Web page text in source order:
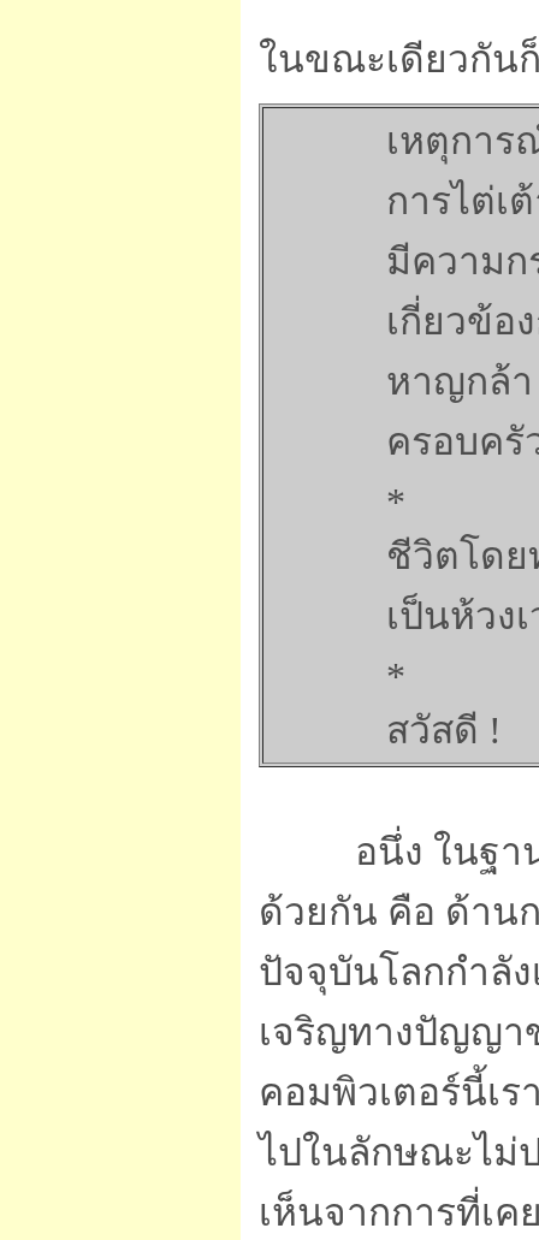
ในขณะเดียวกัน
เหตุกา
การไต่เ
มีความก
เกี่ยวข้อ
หาญกล้
ครอบครั
*
ชีวิตโด
เป็นห้วง
*
สวัสดี !
อนึ่ง ในฐานะ
ด้วยกัน คือ ด้าน
ปัจจุบันโลกกำลั
เจริญทางปัญญา
คอมพิวเตอร์นี้เ
ไปในลักษณะไม่
เห็นจากการที่เ